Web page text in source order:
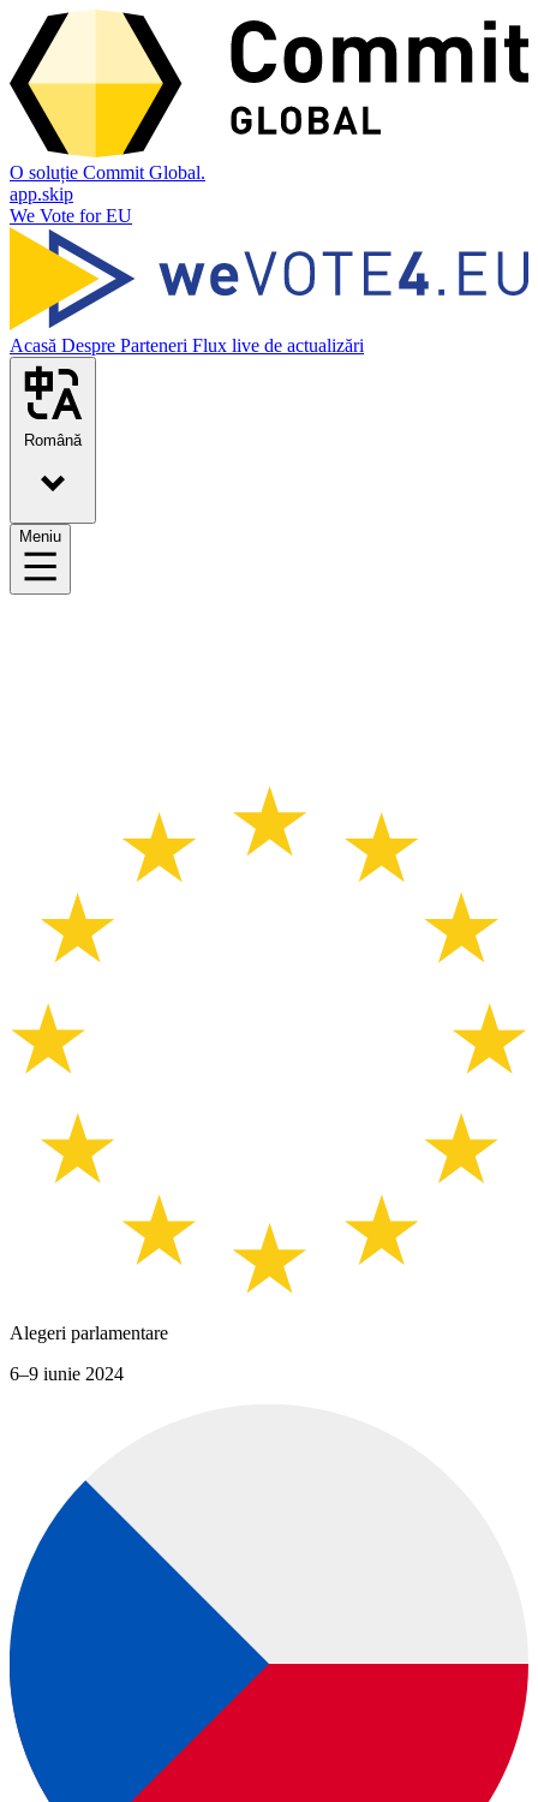
O soluție Commit Global.
app.skip
We Vote for EU
Acasă Despre Parteneri Flux live de actualizări
Română
Meniu
Alegeri parlamentare
6–9 iunie 2024